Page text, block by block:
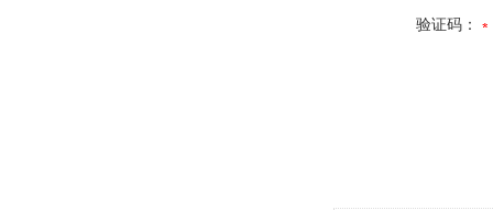
验证码：